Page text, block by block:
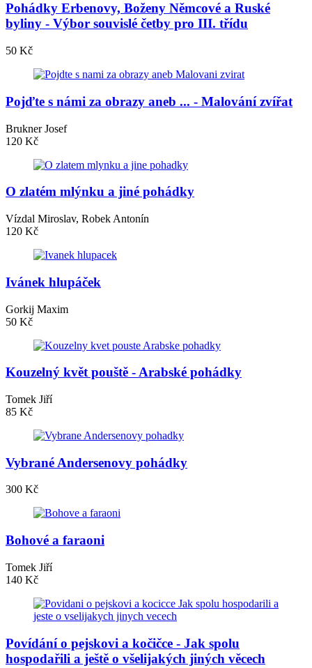
Pohádky Erbenovy, Boženy Němcové a Ruské
byliny - Výbor souvislé četby pro III. třídu
50 Kč
Pojďte s námi za obrazy aneb ... - Malování zvířat
Brukner Josef
120 Kč
O zlatém mlýnku a jiné pohádky
Vízdal Miroslav, Robek Antonín
120 Kč
Ivánek hlupáček
Gorkij Maxim
50 Kč
Kouzelný květ pouště - Arabské pohádky
Tomek Jiří
85 Kč
Vybrané Andersenovy pohádky
300 Kč
Bohové a faraoni
Tomek Jiří
140 Kč
Povídání o pejskovi a kočičce - Jak spolu
hospodařili a ještě o všelijakých jiných věcech